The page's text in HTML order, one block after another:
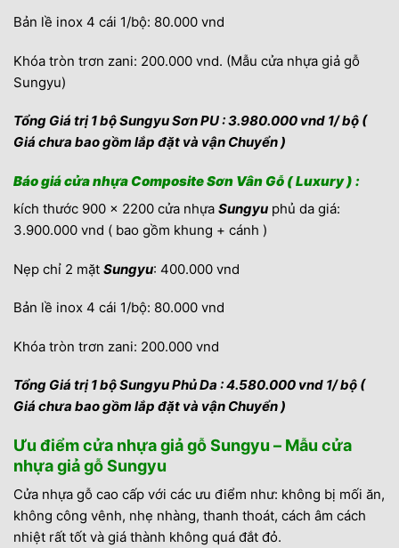
Bản lề inox 4 cái 1/bộ: 80.000 vnd
Khóa tròn trơn zani: 200.000 vnd. (Mẫu cửa nhựa giả gỗ
Sungyu)
Tổng Giá trị 1 bộ Sungyu Sơn PU : 3.980.000 vnd 1/ bộ (
Giá chưa bao gồm lắp đặt và vận Chuyển )
Báo giá cửa nhựa Composite Sơn Vân Gỗ ( Luxury ) :
kích thước 900 x 2200 cửa nhựa Sungyu phủ da giá:
3.900.000 vnd ( bao gồm khung + cánh )
Nẹp chỉ 2 mặt Sungyu: 400.000 vnd
Bản lề inox 4 cái 1/bộ: 80.000 vnd
Khóa tròn trơn zani: 200.000 vnd
Tổng Giá trị 1 bộ Sungyu Phủ Da : 4.580.000 vnd 1/ bộ (
Giá chưa bao gồm lắp đặt và vận Chuyển )
Ưu điểm cửa nhựa giả gỗ Sungyu – Mẫu cửa
nhựa giả gỗ Sungyu
Cửa nhựa gỗ cao cấp với các ưu điểm như: không bị mối ăn,
không công vênh, nhẹ nhàng, thanh thoát, cách âm cách
nhiệt rất tốt và giá thành không quá đắt đỏ.